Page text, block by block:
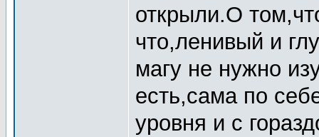
открыли.О
что,ленивый и
магу не нужно
есть,сама по
уровня и с